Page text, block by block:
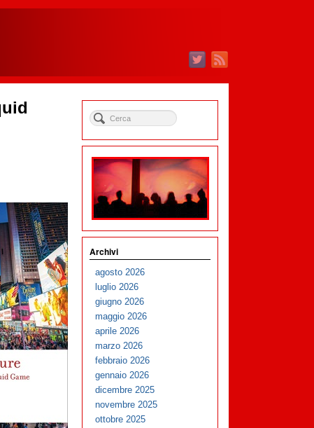
Archivi
agosto 2026
luglio 2026
giugno 2026
maggio 2026
aprile 2026
marzo 2026
febbraio 2026
gennaio 2026
dicembre 2025
novembre 2025
ottobre 2025